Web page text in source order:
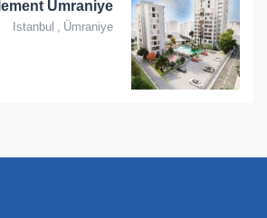
Ümraniye
Istanbul , Ümraniye